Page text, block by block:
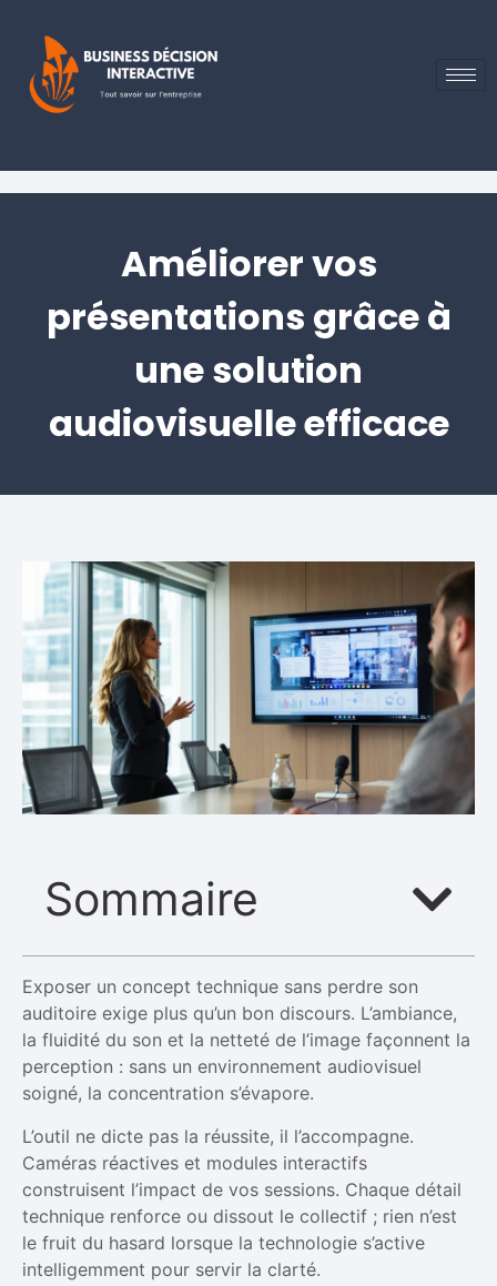
Améliorer vos
présentations grâce à
une solution
audiovisuelle efficace
Sommaire
Exposer un concept technique sans perdre son
auditoire exige plus qu’un bon discours. L’ambiance,
la fluidité du son et la netteté de l’image façonnent la
perception : sans un environnement audiovisuel
soigné, la concentration s’évapore.
L’outil ne dicte pas la réussite, il l’accompagne.
Caméras réactives et modules interactifs
construisent l’impact de vos sessions. Chaque détail
technique renforce ou dissout le collectif ; rien n’est
le fruit du hasard lorsque la technologie s’active
intelligemment pour servir la clarté.